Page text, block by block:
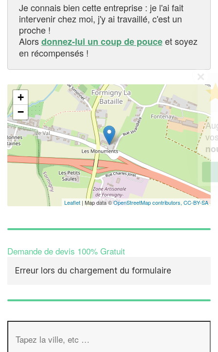
Je connais bien cette entreprise : je l'ai fait
intervenir chez moi, j'y ai travaillé, c'est un
proche !
Alorsdonnez-lui un coup de pouceet soyez
en récompensés !
+
−
Leaflet | Map data ©OpenStreetMap contributors, CC-BY-SA
Demande de devis 100% Gratuit
Erreur lors du chargement du formulaire
Vous êtes un
professionnel ?
Augmentez votre chiffre
vosmarges
tout en gagnant
nouveaux clients
En savoir plus